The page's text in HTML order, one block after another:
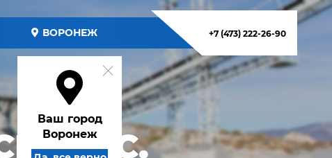
ВОРОНЕЖ
Ваш город
Воронеж
+7 (473) 222-26-90